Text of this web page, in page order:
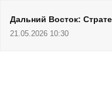
Дальний Восток:
21.05.2026 10:30